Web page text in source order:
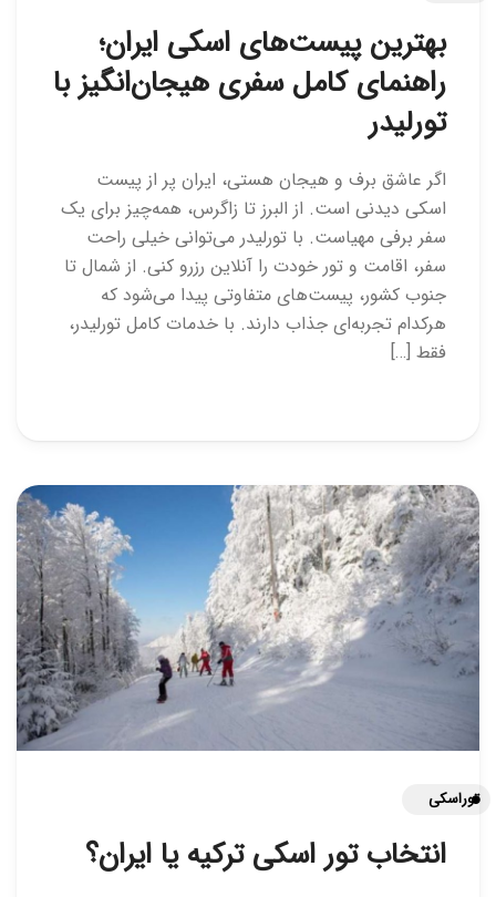
بهترین پیست‌های اسکی ایران؛
راهنمای کامل سفری هیجان‌انگیز با
تورلیدر
اگر عاشق برف و هیجان هستی، ایران پر از پیست
اسکی دیدنی است. از البرز تا زاگرس، همه‌چیز برای یک
سفر برفی مهیاست. با تورلیدر می‌توانی خیلی راحت
سفر، اقامت و تور خودت را آنلاین رزرو کنی. از شمال تا
جنوب کشور، پیست‌های متفاوتی پیدا می‌شود که
هرکدام تجربه‌ای جذاب دارند. با خدمات کامل تورلیدر،
فقط […]
توراسکی
انتخاب تور اسکی ترکیه یا ایران؟